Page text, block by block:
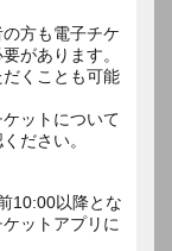
方も電子チケ
があります。
くことも可能
ットについて
ださい。
10:00以降とな
ットアプリに